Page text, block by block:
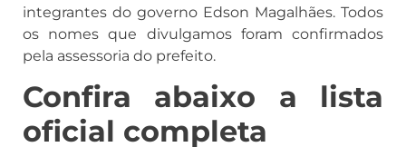
integrantes do governo Edson Magalhães. Todos
os nomes que divulgamos foram confirmados
pela assessoria do prefeito.
Confira abaixo a lista
oficial completa